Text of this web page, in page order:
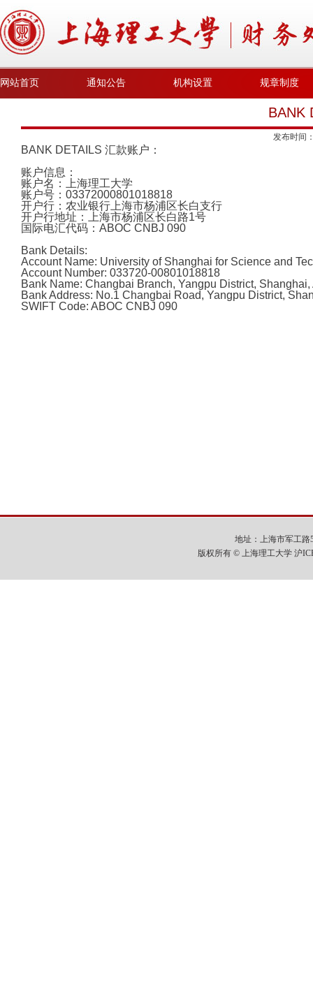
网站首页 通知公告 机构设置 规章制度
BANK
发布时间
BANK DETAILS 汇款账户 ：
账户信息：
账户名 ：
上海理工大学
账户号： 03372000801018818
开户行 ： 农业银行上海市杨浦区长白支行
开户行地址：上海市杨浦区长白路1号
国际电汇代码： ABOC CNBJ 090
Bank Details:
Account Name: University of Shanghai for Science and
Account Number: 033720-00801018818
Bank Name: Changbai Branch, Yangpu District,
Bank Address: No.1 Changbai Road, Yangpu District,
SWIFT Code: ABOC CNBJ 090
地址：上海市军工路
版权所有 © 上海理工大学 沪